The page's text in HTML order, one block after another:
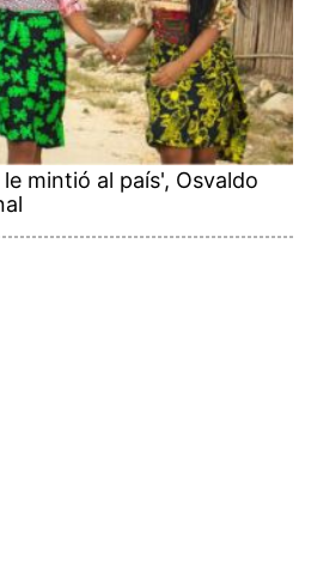
mintió al país', Osvaldo